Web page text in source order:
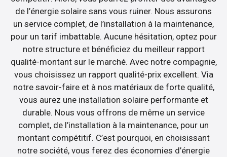
de l’énergie solaire sans vous ruiner. Nous assurons
un service complet, de l’installation à la maintenance,
pour un tarif imbattable. Aucune hésitation, optez pour
notre structure et bénéficiez du meilleur rapport
qualité-montant sur le marché. Avec notre compagnie,
vous choisissez un rapport qualité-prix excellent. Via
notre savoir-faire et à nos matériaux de forte qualité,
vous aurez une installation solaire performante et
durable. Nous vous offrons de même un service
complet, de l’installation à la maintenance, pour un
montant compétitif. C’est pourquoi, en choisissant
notre société, vous ferez des économies d’énergie